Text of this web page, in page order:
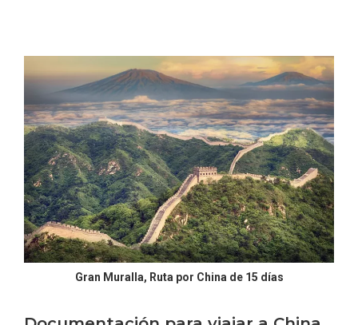
Gran Muralla, Ruta por China de 15 días